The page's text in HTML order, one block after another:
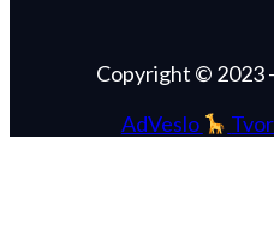
Copyright © 2023
AdVeslo